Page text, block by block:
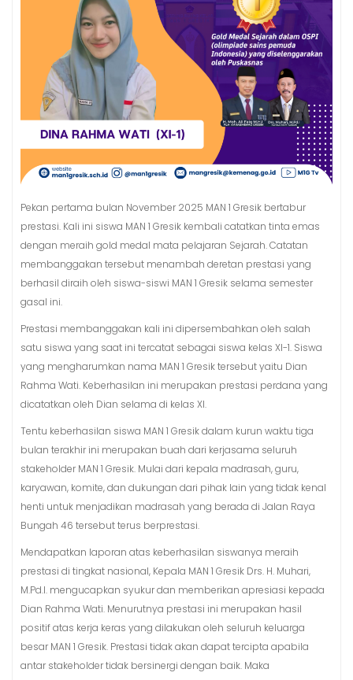
Pekan pertama bulan November 2025 MAN 1 Gresik bertabur
prestasi. Kali ini siswa MAN 1 Gresik kembali catatkan tinta emas
dengan meraih gold medal mata pelajaran Sejarah. Catatan
membanggakan tersebut menambah deretan prestasi yang
berhasil diraih oleh siswa-siswi MAN 1 Gresik selama semester
gasal ini.
Prestasi membanggakan kali ini dipersembahkan oleh salah
satu siswa yang saat ini tercatat sebagai siswa kelas XI-1. Siswa
yang mengharumkan nama MAN 1 Gresik tersebut yaitu Dian
Rahma Wati. Keberhasilan ini merupakan prestasi perdana yang
dicatatkan oleh Dian selama di kelas XI.
Tentu keberhasilan siswa MAN 1 Gresik dalam kurun waktu tiga
bulan terakhir ini merupakan buah dari kerjasama seluruh
stakeholder MAN 1 Gresik. Mulai dari kepala madrasah, guru,
karyawan, komite, dan dukungan dari pihak lain yang tidak kenal
henti untuk menjadikan madrasah yang berada di Jalan Raya
Bungah 46 tersebut terus berprestasi.
Mendapatkan laporan atas keberhasilan siswanya meraih
prestasi di tingkat nasional, Kepala MAN 1 Gresik Drs. H. Muhari,
M.Pd.I. mengucapkan syukur dan memberikan apresiasi kepada
Dian Rahma Wati. Menurutnya prestasi ini merupakan hasil
positif atas kerja keras yang dilakukan oleh seluruh keluarga
besar MAN 1 Gresik. Prestasi tidak akan dapat tercipta apabila
antar stakeholder tidak bersinergi dengan baik. Maka